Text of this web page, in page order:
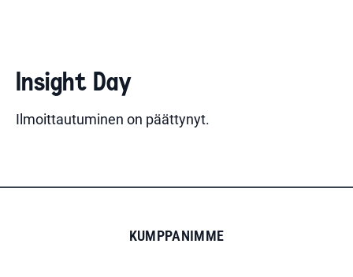
Insight Day
Ilmoittautuminen on päättynyt.
KUMPPANIMME